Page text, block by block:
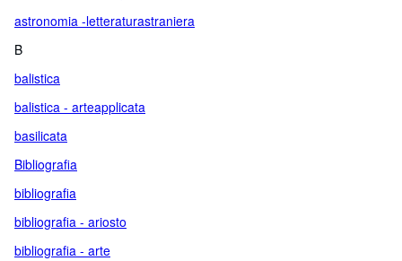
astronomia -letteraturastraniera
B
balistica
balistica - arteapplicata
basilicata
Bibliografia
bibliografia
bibliografia - ariosto
bibliografia - arte